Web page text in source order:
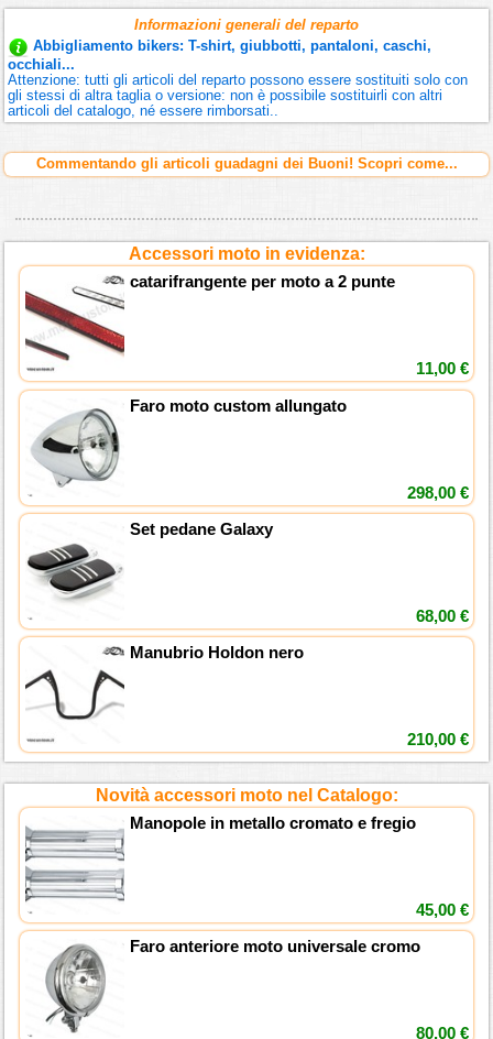
Informazioni generali del reparto
Abbigliamento bikers: T-shirt, giubbotti, pantaloni, caschi,
occhiali...
Attenzione: tutti gli articoli del reparto possono essere sostituiti solo con
gli stessi di altra taglia o versione: non è possibile sostituirli con altri
articoli del catalogo, né essere rimborsati..
Commentando gli articoli guadagni dei Buoni! Scopri come...
Accessori moto in evidenza:
catarifrangente per moto a 2 punte
11,00 €
Faro moto custom allungato
298,00 €
Set pedane Galaxy
68,00 €
Manubrio Holdon nero
210,00 €
Novità accessori moto nel Catalogo:
Manopole in metallo cromato e fregio
45,00 €
Faro anteriore moto universale cromo
80,00 €